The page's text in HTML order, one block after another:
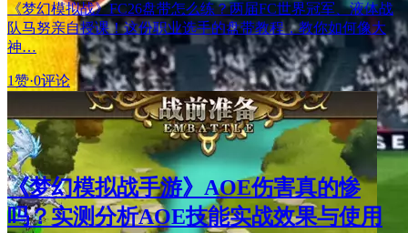
《梦幻模拟战》FC26盘带怎么练？两届FC世界冠军、液体战
队马努亲自授课！这份职业选手的盘带教程，教你如何像大
神…
1赞·0评论
《梦幻模拟战手游》AOE伤害真的惨
吗？实测分析AOE技能实战效果与使用